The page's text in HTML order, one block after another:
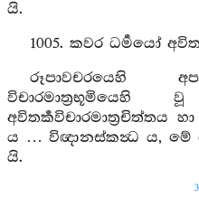
යි.
1005. කවර ධර්‍මයෝ
රූපාවචරයෙහි
අවිතර්‍කවිචාරමාත්‍රචිත්තය
ය … විඥානස්කන්‍ධ ය, මේ
යි.